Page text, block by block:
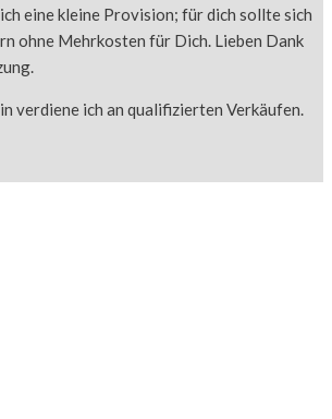
eine kleine Provision; für dich sollte sich
ohne Mehrkosten für Dich. Lieben Dank
verdiene ich an qualifizierten Verkäufen.